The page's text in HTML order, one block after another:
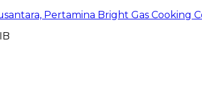
Pertamina Bright Gas Cooking